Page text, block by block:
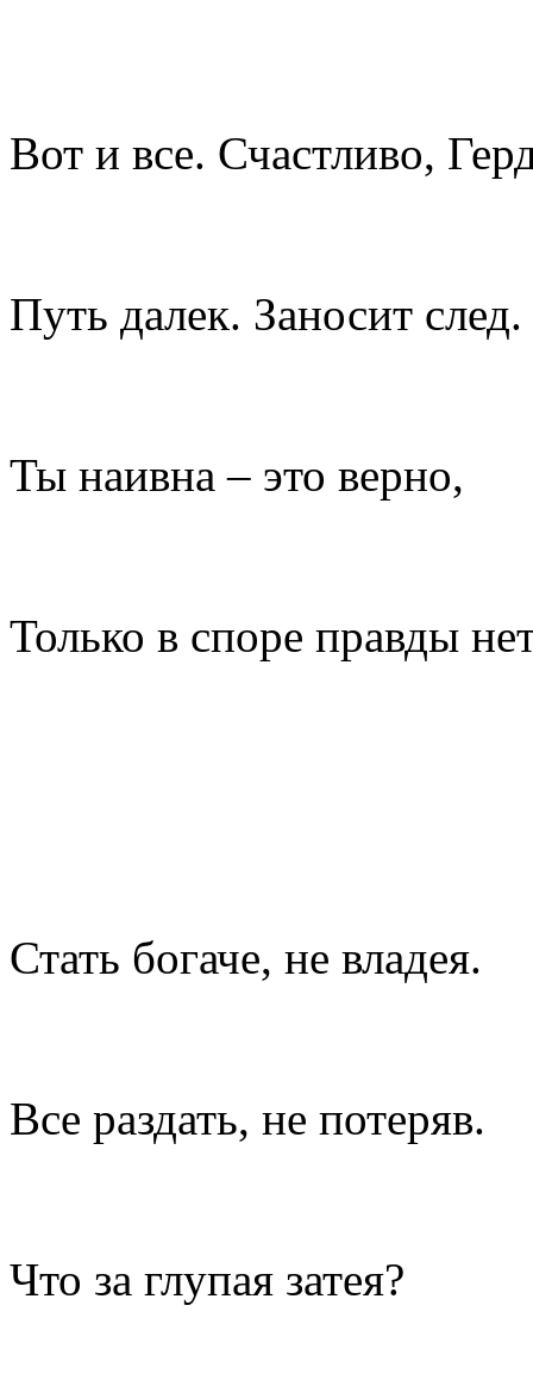
Вот и все. Счастливо,
Путь далек. Заносит след.
Ты наивна – это верно,
Только в споре правды
Стать богаче, не владея.
Все раздать, не потеряв.
Что за глупая затея?